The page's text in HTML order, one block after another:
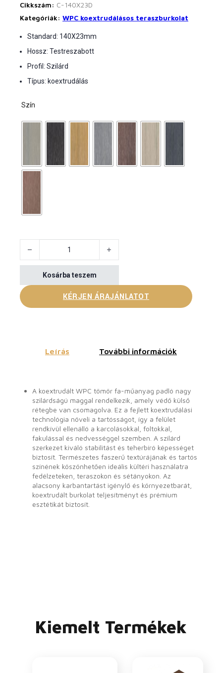
Cikkszám: C-140X23D
Kategóriák: WPC koextrudálásos teraszburkolat
Standard: 140X23mm
Hossz: Testreszabott
Profil: Szilárd
Típus: koextrudálás
Szín
Waterproof Co-Extrusion Solid Decking mennyiség
Kosárba teszem
KÉRJEN ÁRAJÁNLATOT
Leírás További információk
A koextrudált WPC tömör fa-műanyag padló nagy
szilárdságú maggal rendelkezik, amely védő külső
rétegbe van csomagolva. Ez a fejlett koextrudálási
technológia növeli a tartósságot, így a felület
rendkívül ellenálló a karcolásokkal, foltokkal,
fakulással és nedvességgel szemben. A szilárd
szerkezet kiváló stabilitást és teherbíró képességet
biztosít. Természetes faszerű textúrájának és tartós
színének köszönhetően ideális kültéri használatra
fedélzeteken, teraszokon és sétányokon. Az
alacsony karbantartást igénylő és környezetbarát,
koextrudált burkolat teljesítményt és prémium
esztétikát biztosít.
Kiemelt Termékek